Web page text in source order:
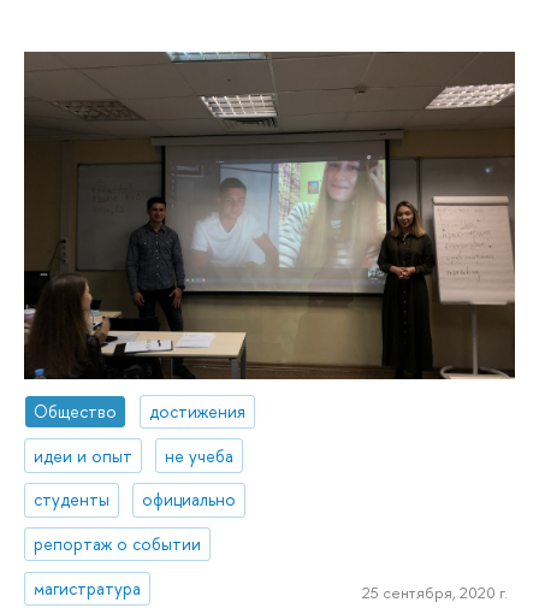
Общество
достижения
идеи и опыт
не учеба
студенты
официально
репортаж о событии
магистратура
25 сентября, 2020 г.